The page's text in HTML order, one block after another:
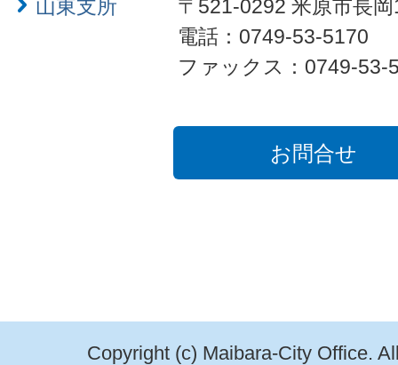
山東支所
〒521-0292 米原市長
電話：0749-53-5170
ファックス：0749-53-
お問合せ
Copyright (c) Maibara-City Office.